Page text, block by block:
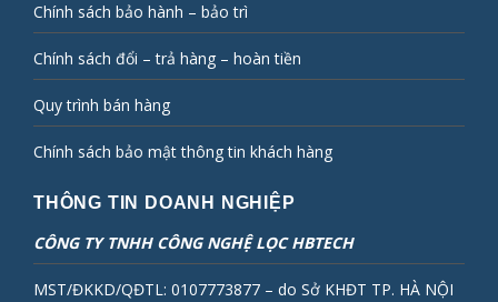
Chính sách bảo hành – bảo trì
Chính sách đổi – trả hàng – hoàn tiền
Quy trình bán hàng
Chính sách bảo mật thông tin khách hàng
THÔNG TIN DOANH NGHIỆP
CÔNG TY TNHH CÔNG NGHỆ LỌC HBTECH
MST/ĐKKD/QĐTL: 0107773877 – do Sở KHĐT TP. HÀ NỘI